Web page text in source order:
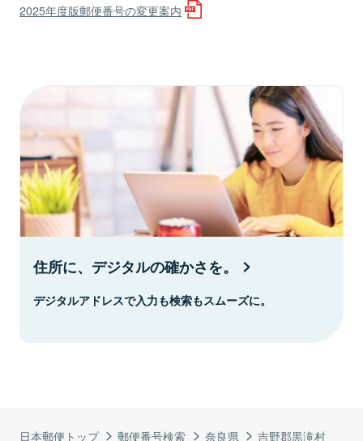
日本郵便トップ 郵便番号検索 奈良県 吉野郡黒滝村
2025年度版郵便番号の変更案内
住所に、デジタルの確かさを。
デジタルアドレスで入力も検索もスムーズに。